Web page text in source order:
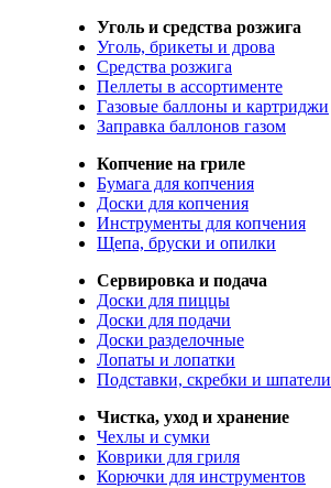
Уголь и средства розжига
Уголь, брикеты и дрова
Средства розжига
Пеллеты в ассортименте
Газовые баллоны и картриджи
Заправка баллонов газом
Копчение на гриле
Бумага для копчения
Доски для копчения
Инструменты для копчения
Щепа, бруски и опилки
Сервировка и подача
Доски для пиццы
Доски для подачи
Доски разделочные
Лопаты и лопатки
Подставки, скребки и шпатели
Чистка, уход и хранение
Чехлы и сумки
Коврики для гриля
Корючки для инструментов